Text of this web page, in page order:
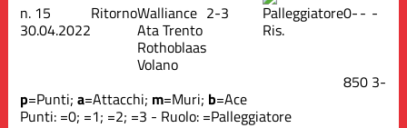
n. 15
30.04.2022
RitornoWalliance
Ata Trento
Rothoblaas
Volano
2-3
Ris.
0-- -
850 3-
p=Punti;a=Attacchi; m=Muri; b=Ace
Punti: =0; =1; =2; =3 - Ruolo: =Palleggiatore